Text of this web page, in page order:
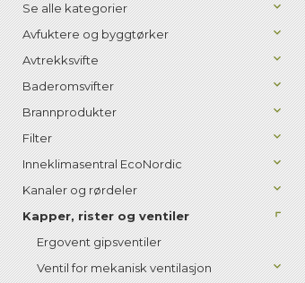
Se alle kategorier
Avfuktere og byggtørker
Avtrekksvifte
Baderomsvifter
Brannprodukter
Filter
Inneklimasentral EcoNordic
Kanaler og rørdeler
Kapper, rister og ventiler
Ergovent gipsventiler
Ventil for mekanisk ventilasjon